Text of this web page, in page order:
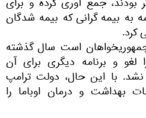
بودند، جمع آوری کرده و برای
به بیمه گرانی که بیمه شدگان
کرد.
جمهوریخواهان است سال گذشته
لغو و برنامه دیگری برای آن
با این حال، دولت ترامپ
بهداشت و درمان اوباما را